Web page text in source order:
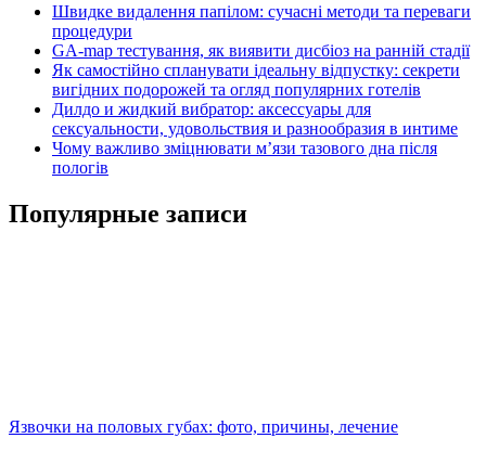
Швидке видалення папілом: сучасні методи та переваги
процедури
GA-map тестування, як виявити дисбіоз на ранній стадії
Як самостійно спланувати ідеальну відпустку: секрети
вигідних подорожей та огляд популярних готелів
Дилдо и жидкий вибратор: аксессуары для
сексуальности, удовольствия и разнообразия в интиме
Чому важливо зміцнювати м’язи тазового дна після
пологів
Популярные записи
Язвочки на половых губах: фото, причины, лечение